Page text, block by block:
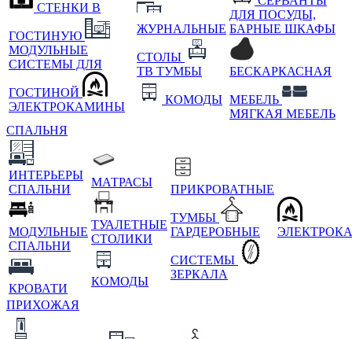
СТЕНКИ В
ГОСТИНУЮ
МОДУЛЬНЫЕ
СИСТЕМЫ ДЛЯ
ГОСТИНОЙ
ЭЛЕКТРОКАМИНЫ
ЖУРНАЛЬНЫЕ
СТОЛЫ
ТВ ТУМБЫ
КОМОДЫ
ДЛЯ ПОСУДЫ,
БАРНЫЕ ШКАФЫ
БЕСКАРКАСНАЯ
МЕБЕЛЬ
МЯГКАЯ МЕБЕЛЬ
СПАЛЬНЯ
ИНТЕРЬЕРЫ
СПАЛЬНИ
МОДУЛЬНЫЕ
СПАЛЬНИ
КРОВАТИ
МАТРАСЫ
ТУАЛЕТНЫЕ
СТОЛИКИ
КОМОДЫ
ПРИКРОВАТНЫЕ
ТУМБЫ
ГАРДЕРОБНЫЕ
СИСТЕМЫ
ЗЕРКАЛА
ПРИХОЖАЯ